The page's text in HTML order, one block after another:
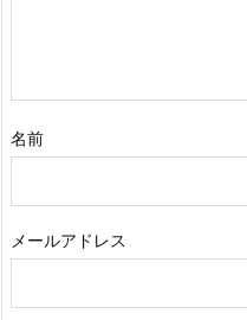
名前
メールアドレス